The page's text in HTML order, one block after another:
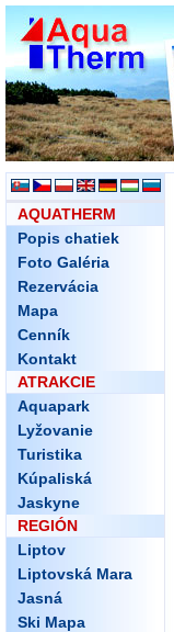
AQUATHERM
Popis chatiek
Foto Galéria
Rezervácia
Mapa
Cenník
Kontakt
ATRAKCIE
Aquapark
Lyžovanie
Turistika
Kúpaliská
Jaskyne
REGIÓN
Liptov
Liptovská Mara
Jasná
Ski Mapa